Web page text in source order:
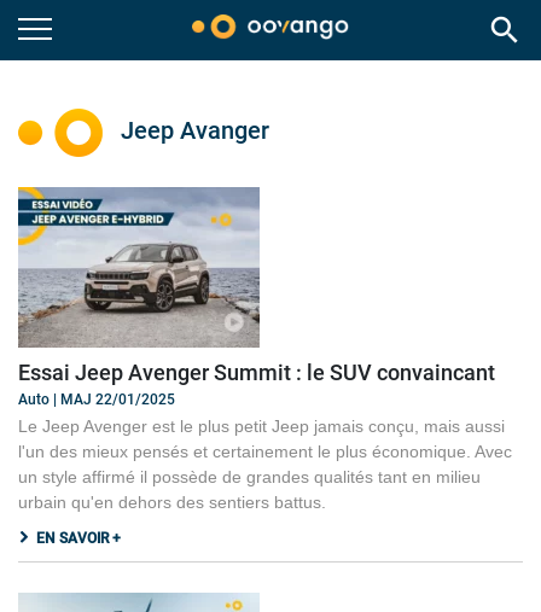
search
Jeep Avanger
Essai Jeep Avenger Summit : le SUV convaincant
Auto | MAJ 22/01/2025
Le Jeep Avenger est le plus petit Jeep jamais conçu, mais aussi
l'un des mieux pensés et certainement le plus économique. Avec
un style affirmé il possède de grandes qualités tant en milieu
urbain qu'en dehors des sentiers battus.
EN SAVOIR +